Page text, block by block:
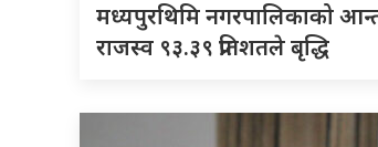
मध्यपुरथिमि नगरपालिकाको
राजस्व ९३.३९ प्रतिशतले बृद्धि